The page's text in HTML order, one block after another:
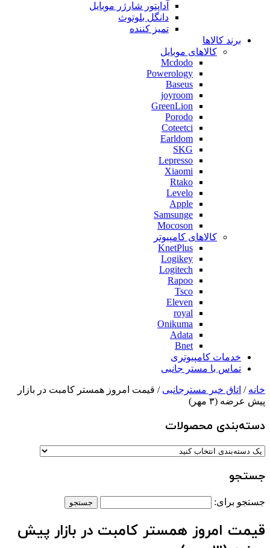
آداپتور شارژر موبایل
دانگل بلوتوث
تمیز کننده
برند کالاها
کالاهای موبایل
Mcdodo
Powerology
Baseus
joyroom
GreenLion
Porodo
Coteetci
Earldom
SKG
Lepresso
Xiaomi
Rtako
Levelo
Apple
Samsunge
Mocoson
کالاهای کامپیوتر
KnetPlus
Logikey
Logitech
Rapoo
Tsco
Eleven
royal
Onikuma
Adata
Bnet
خدمات کامپیوتری
تماس با مستر جانبی
خانه / اتاق خبر مسترجانبی / قیمت امروز همستر کامبت در بازار
پیش عرضه (۳ مهر)
دسته‌بندی‌ محصولات
جستجو
جستجو برای:
قیمت امروز همستر کامبت در بازار پیش